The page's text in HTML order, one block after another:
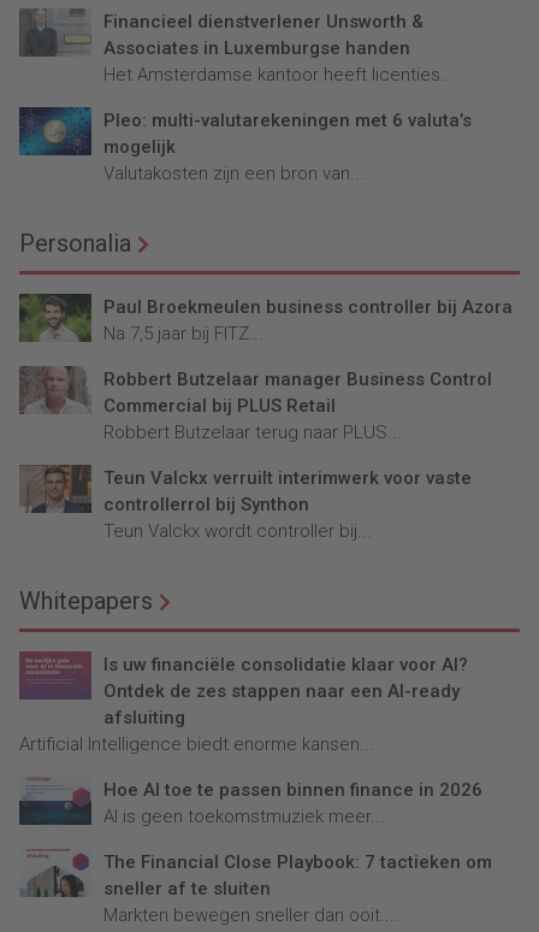
Financieel dienstverlener Unsworth &
Associates in Luxemburgse handen
Het Amsterdamse kantoor heeft licenties...
Pleo: multi-valutarekeningen met 6 valuta’s
mogelijk
Valutakosten zijn een bron van...
Personalia
Paul Broekmeulen business controller bij Azora
Na 7,5 jaar bij FITZ...
Robbert Butzelaar manager Business Control
Commercial bij PLUS Retail
Robbert Butzelaar terug naar PLUS...
Teun Valckx verruilt interimwerk voor vaste
controllerrol bij Synthon
Teun Valckx wordt controller bij...
Whitepapers
Is uw financiële consolidatie klaar voor AI?
Ontdek de zes stappen naar een AI-ready
afsluiting
Artificial Intelligence biedt enorme kansen...
Hoe AI toe te passen binnen finance in 2026
AI is geen toekomstmuziek meer...
The Financial Close Playbook: 7 tactieken om
sneller af te sluiten
Markten bewegen sneller dan ooit....